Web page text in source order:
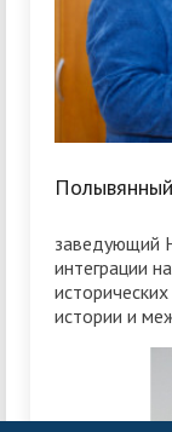
заведующий
интеграции
истории и